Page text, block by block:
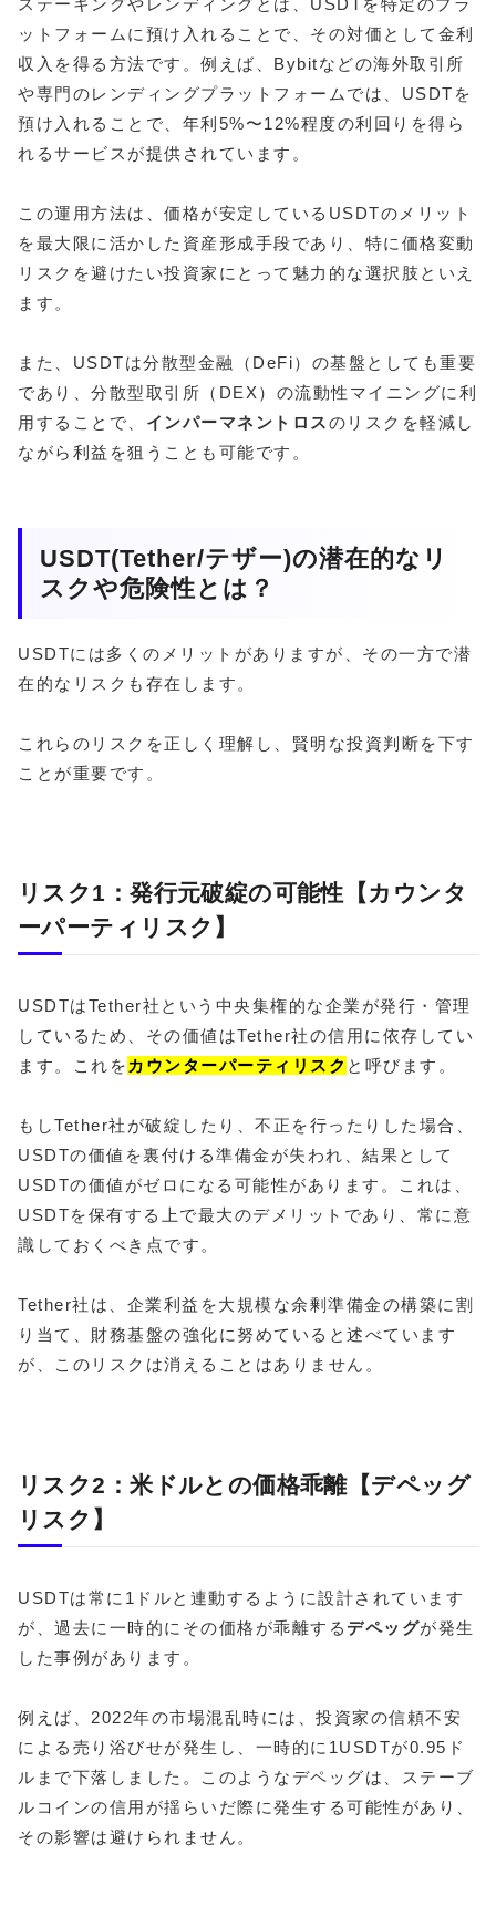
ステーキングやレンディングとは、USDTを特定のプラ
ットフォームに預け入れることで、その対価として金利
収入を得る方法です。例えば、Bybitなどの海外取引所
や専門のレンディングプラットフォームでは、USDTを
預け入れることで、年利5%〜12%程度の利回りを得ら
れるサービスが提供されています。
この運用方法は、価格が安定しているUSDTのメリット
を最大限に活かした資産形成手段であり、特に価格変動
リスクを避けたい投資家にとって魅力的な選択肢といえ
ます。
また、USDTは分散型金融（DeFi）の基盤としても重要
であり、分散型取引所（DEX）の流動性マイニングに利
用することで、 インパーマネントロスのリスクを軽減し
ながら利益を狙うことも可能です。
USDT(Tether/テザー)の潜在的なリ
スクや危険性とは？
USDTには多くのメリットがありますが、その一方で潜
在的なリスクも存在します。
これらのリスクを正しく理解し、賢明な投資判断を下す
ことが重要です。
リスク1：発行元破綻の可能性【カウンタ
ーパーティリスク】
USDTはTether社という中央集権的な企業が発行・管理
しているため、その価値はTether社の信用に依存してい
ます。これを カウンターパーティリスク と呼びます。
もしTether社が破綻したり、不正を行ったりした場合、
USDTの価値を裏付ける準備金が失われ、結果として
USDTの価値がゼロになる可能性があります。これは、
USDTを保有する上で最大のデメリットであり、常に意
識しておくべき点です。
Tether社は、企業利益を大規模な余剰準備金の構築に割
り当て、財務基盤の強化に努めていると述べています
が、このリスクは消えることはありません。
リスク2：米ドルとの価格乖離【デペッグ
リスク】
USDTは常に1ドルと連動するように設計されています
が、過去に一時的にその価格が乖離するデペッグが発生
した事例があります。
例えば、2022年の市場混乱時には、投資家の信頼不安
による売り浴びせが発生し、一時的に1USDTが0.95ド
ルまで下落しました。このようなデペッグは、ステーブ
ルコインの信用が揺らいだ際に発生する可能性があり、
その影響は避けられません。